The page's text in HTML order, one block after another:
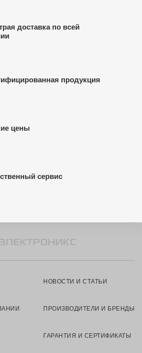
доставка по всей
продукция
цены
сервис
НОВОСТИ И СТАТЬИ
ПРОИЗВОДИТЕЛИ И БРЕНДЫ
ГАРАНТИЯ И СЕРТИФИКАТЫ